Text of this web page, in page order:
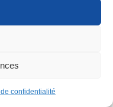
confidentialité